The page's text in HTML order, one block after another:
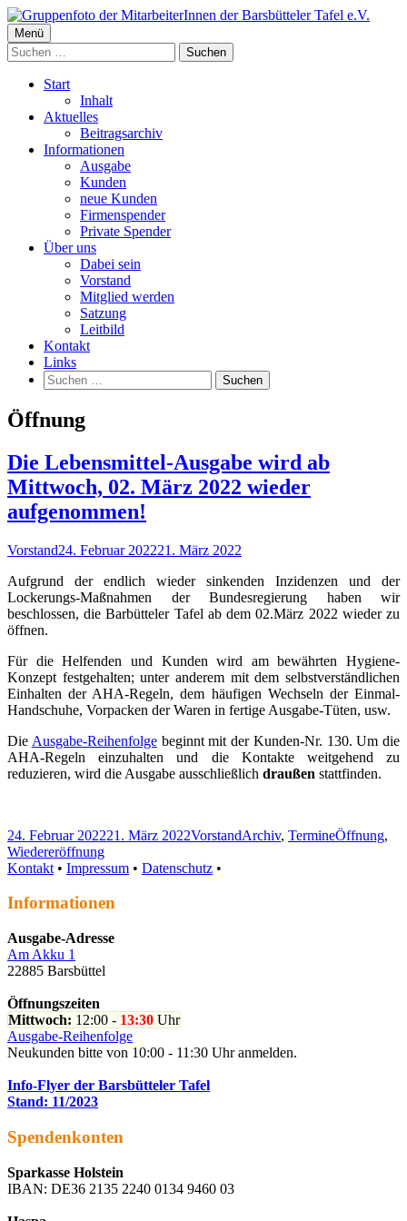
Springe
zum
Inhalt
Barsbütteler Tafel e. V.
Primäres
Menü
Menü
Suchen
nach:
Start
Inhalt
Aktuelles
Beitragsarchiv
Informationen
Ausgabe
Kunden
neue Kunden
Firmenspender
Private Spender
Über uns
Dabei sein
Vorstand
Mitglied werden
Satzung
Leitbild
Kontakt
Links
Suchen
nach:
Schlagwort:
Öffnung
Die Lebensmittel-Ausgabe wird ab
Mittwoch, 02. März 2022 wieder
aufgenommen!
Autor
VorstandVeröffentlicht
24. Februar 202221. März 2022
Aufgrund der endlich wieder sinkenden Inzidenzen und der
Lockerungs-Maßnahmen der Bundesregierung haben wir
beschlossen, die Barbütteler Tafel ab dem 02.März 2022 wieder zu
öffnen.
Für die Helfenden und Kunden wird am bewährten Hygiene-
Konzept festgehalten; unter anderem mit dem selbstverständlichen
Einhalten der AHA-Regeln, dem häufigen Wechseln der Einmal-
Handschuhe, Vorpacken der Waren in fertige Ausgabe-Tüten, usw.
Die Ausgabe-Reihenfolgebeginnt mit der Kunden-Nr. 130. Um die
AHA-Regeln einzuhalten und die Kontakte weitgehend zu
reduzieren, wird die Ausgabe ausschließlich draußen stattfinden.
Veröffentlicht
am
24. Februar 202221. März 2022Autor
VorstandKategorien
Archiv, TermineÖffnung,
Wiedereröffnung
Haupt-
Seitenleiste
Kontakt • Impressum • Datenschutz •
Informationen
Ausgabe-Adresse
Am Akku 1
22885 Barsbüttel
Öffnungszeiten
Mittwoch: 12:00 - 13:30 Uhr
Ausgabe-Reihenfolge
Neukunden bitte von 10:00 - 11:30 Uhr anmelden.
Info-Flyer der Barsbütteler Tafel
Stand: 11/2023
Spendenkonten
Sparkasse Holstein
IBAN: DE36 2135 2240 0134 9460 03